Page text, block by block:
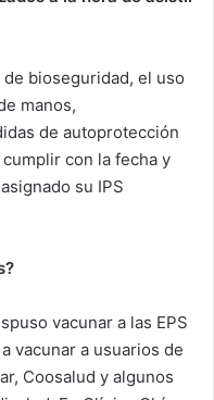
bioseguridad, el uso
manos,
de autoprotección
con la fecha y
su IPS
vacunar a las EPS
vacunar a usuarios de
Coosalud y algunos